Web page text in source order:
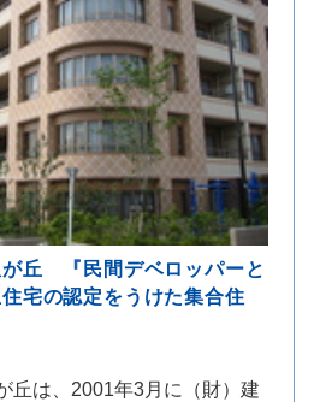
が丘 『民間デベロッパーと
宅の認定をうけた集合住
丘は、2001年3月に（財）建